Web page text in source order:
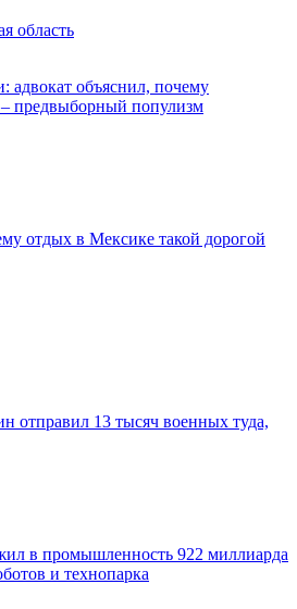
область
адвокат объяснил, почему
– предвыборный популизм
отдых в Мексике такой дорогой
отправил 13 тысяч военных туда,
в промышленность 922 миллиарда
и технопарка